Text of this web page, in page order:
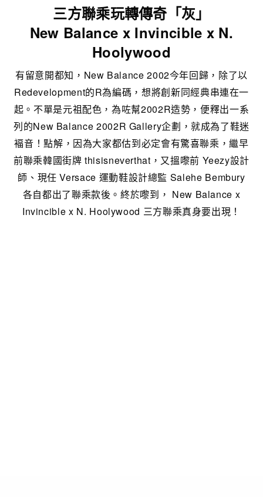
三方聯乘玩轉傳奇「灰」
New Balance x Invincible x N.
Hoolywood
有留意開都知，New Balance 2002今年回歸，除了以
Redevelopment的R為編碼，想將創新同經典串連在一
起。不單是元祖配色，為咗幫2002R造勢，便釋出一系
列的New Balance 2002R Gallery企劃，就成為了鞋迷
褔音！點解，因為大家都估到必定會有驚喜聯乘，繼早
前聯乘韓國街牌 thisisneverthat，又搵嚟前 Yeezy設計
師、現任 Versace 運動鞋設計總監 Salehe Bembury
各自都出了聯乘款後。終於嚟到， New Balance x
Invincible x N. Hoolywood 三方聯乘真身要出現！